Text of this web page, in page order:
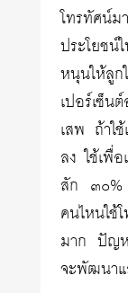
โทรทัศน์
ประโยชน์
หนุนให้ลู
เปอร์เซ็น
เสพ ถ้าใ
ลง ใช้เพื่
สัก ๓๐%
คนไหนใช้
มาก ปัญห
จะพัฒนาแ